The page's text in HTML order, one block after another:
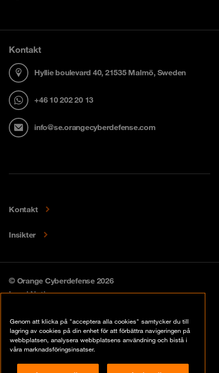
Kontakt
Hyllie boulevard 40, 21535 Malmö, Sweden
+46 10 202 20 13
info@se.orangecyberdefense.com
Kontakt
Insikter
© Orange Cyberdefense 2026
Legal Notice
Vulnerability policy
Genom att klicka på "acceptera alla cookies" samtycker du till
lagring av cookies på din enhet för att förbättra navigeringen på
webbplatsen, analysera webbplatsens användning och bistå i
våra marknadsföringsinsatser.